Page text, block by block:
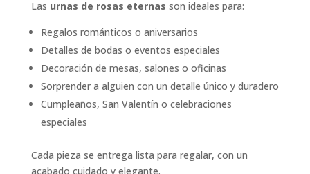
Las urnas de rosas eternas son ideales para:
Regalos románticos o aniversarios
Detalles de bodas o eventos especiales
Decoración de mesas, salones o oficinas
Sorprender a alguien con un detalle único y duradero
Cumpleaños, San Valentín o celebraciones
especiales
Cada pieza se entrega lista para regalar, con un
acabado cuidado y elegante.